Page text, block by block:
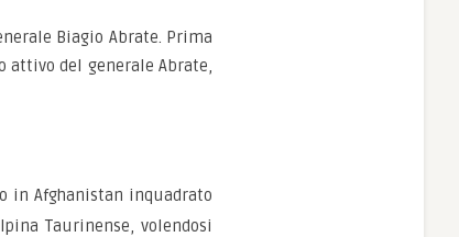
Biagio Abrate. Prima
attivo del generale Abrate,
in Afghanistan inquadrato
Taurinense, volendosi